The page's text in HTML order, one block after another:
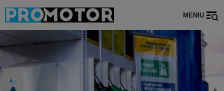
MENIU